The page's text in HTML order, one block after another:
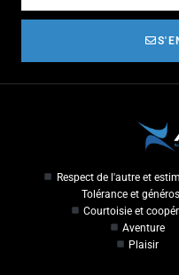
Respect de l'autre et
Tolérance et
Courtoisie et
Aventure
Plaisir